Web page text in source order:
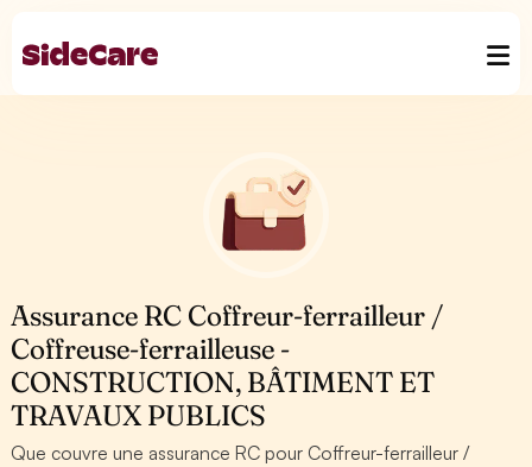
Assurance RC Coffreur-ferrailleur /
Coffreuse-ferrailleuse -
CONSTRUCTION, BÂTIMENT ET
TRAVAUX PUBLICS
Que couvre une assurance RC pour Coffreur-ferrailleur /